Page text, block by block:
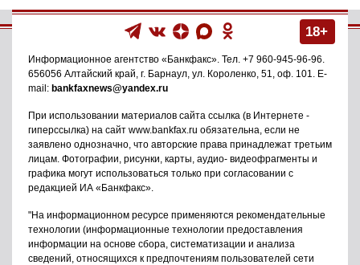
18+
Информационное агентство «Банкфакс». Тел. +7 960-945-96-96.
656056 Алтайский край, г. Барнаул, ул. Короленко, 51, оф. 101. E-
mail: bankfaxnews@yandex.ru
При использовании материалов сайта ссылка (в Интернете -
гиперссылка) на сайт www.bankfax.ru обязательна, если не
заявлено однозначно, что авторские права принадлежат третьим
лицам. Фотографии, рисунки, карты, аудио- видеофрагменты и
графика могут использоваться только при согласовании с
редакцией ИА «Банкфакс».
"На информационном ресурсе применяются рекомендательные
технологии (информационные технологии предоставления
информации на основе сбора, систематизации и анализа
сведений, относящихся к предпочтениям пользователей сети